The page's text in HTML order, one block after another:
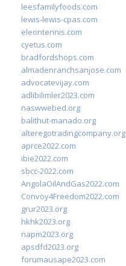
leesfamilyfoods.com
lewis-lewis-cpas.com
eleontennis.com
cyetus.com
bradfordshops.com
almadenranchsanjose.com
advocatevijay.com
adlibilimler2023.com
naswwebed.org
balithut-manado.org
alteregotradingcompany.org
aprce2022.com
ibie2022.com
sbcc-2022.com
AngolaOilAndGas2022.com
Convoy4Freedom2022.com
grur2023.org
hkhk2023.org
napm2023.org
apsdfd2023.org
forumausape2023.com